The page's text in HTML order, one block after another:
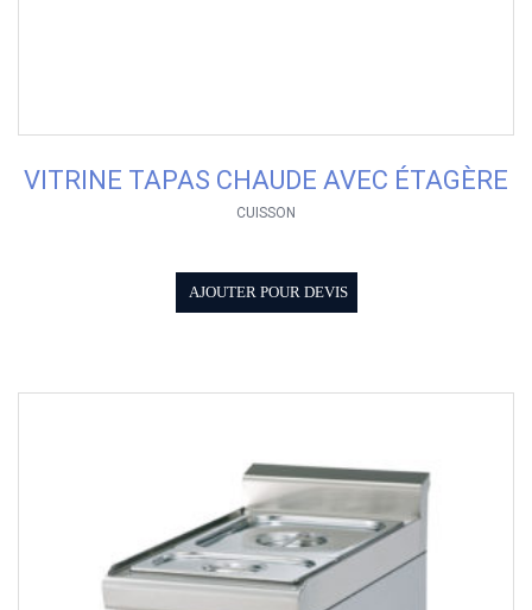
VITRINE TAPAS CHAUDE AVEC ÉTAGÈRE
CUISSON
AJOUTER POUR DEVIS